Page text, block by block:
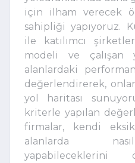
için ilham verecek
sahipliği yapıyoruz.
ile katılımcı
modeli ve
alanlardaki
değerlendirerek,
yol haritası
kriterle yapılan
firmalar, kendi
alanlarda
yapabileceklerini